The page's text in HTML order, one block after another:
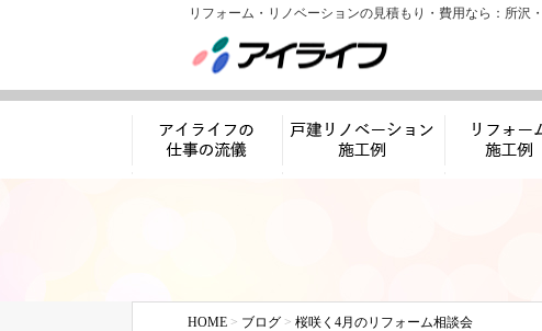
リフォーム・リノベーションの見積もり・費用なら：所沢
HOME> ブログ> 桜咲く4月のリフォーム相談会